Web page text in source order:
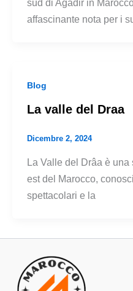
sud di Agadir in
affascinante nota per i
Blog
La valle del Draa
Dicembre 2, 2024
La Valle del Drâa è
est del Marocco,
spettacolari e la